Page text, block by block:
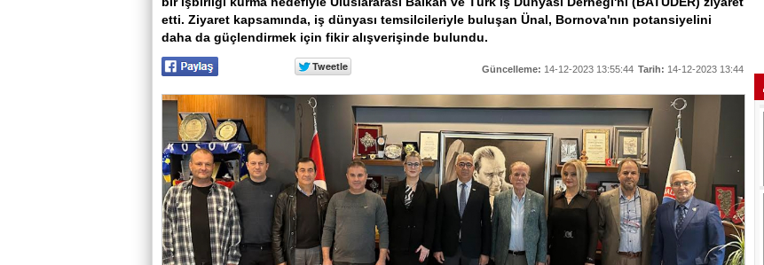
etti. Ziyaret kapsamında, iş dünyası temsilcileriyle buluşan Ünal, Bornova'nın potansiyelini
daha da güçlendirmek için fikir alışverişinde bulundu.
Güncelleme: 14-12-2023 13:55:44 Tarih: 14-12-2023 13:44